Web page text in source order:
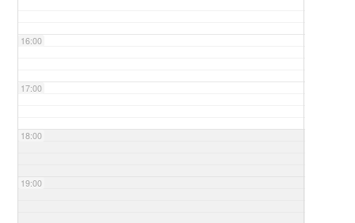
16:00
17:00
18:00
19:00